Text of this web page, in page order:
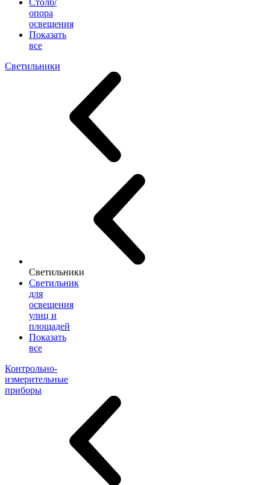
Столб/
опора
освещения
Показать
все
Светильники
Светильники
Светильник
для
освещения
улиц и
площадей
Показать
все
Контрольно-
измерительные
приборы